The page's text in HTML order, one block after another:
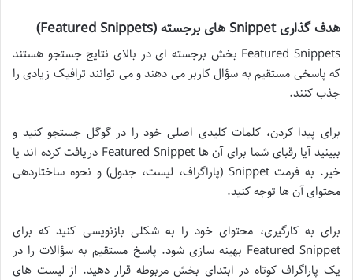
هدف گذاری Snippet های برجسته (Featured Snippets)
Featured Snippets بخش برجسته ای در بالای نتایج جستجو هستند
که پاسخی مستقیم به سؤال کاربر می دهند و می توانند ترافیک زیادی را
جذب کنند.
برای پیدا کردن، کلمات کلیدی اصلی خود را در گوگل جستجو کنید و
ببینید آیا رقبای شما برای آن ها Featured Snippet دریافت کرده اند یا
خیر. به فرمت Snippet (پاراگراف، لیست، جدول) و نحوه ساختاردهی
محتوای آن ها توجه کنید.
برای به کارگیری، محتوای خود را به شکلی بازنویسی کنید که برای
Featured Snippet بهینه سازی شود. پاسخ مستقیم به سؤالات را در
یک پاراگراف کوتاه در ابتدای بخش مربوطه قرار دهید. از لیست های